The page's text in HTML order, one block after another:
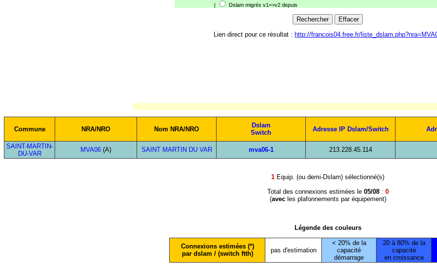
|
Dslam migrés v1=>v2 depuis
Lien direct pour ce résultat : http://francois04.free.fr/
Commune NRA/NRO Nom NRA/NRO
Dslam
Switch
Adresse IP Dslam/Switch
SAINT-MARTIN-
DU-VAR
MVA06 (A) SAINT MARTIN DU VAR mva06-1 213.228.45.114
1 Equip. (ou demi-Dslam) sélectionné(s)
Total des connexions estimées le 05/08: 0
(avecles plafonnements par équipement)
Légende des couleurs
Connexions estimées (*)
par dslam / (switch ftth)
pas d'estimation
< 20% de la
capacité
démarrage
20 à 80% de la
capacité
en croissance